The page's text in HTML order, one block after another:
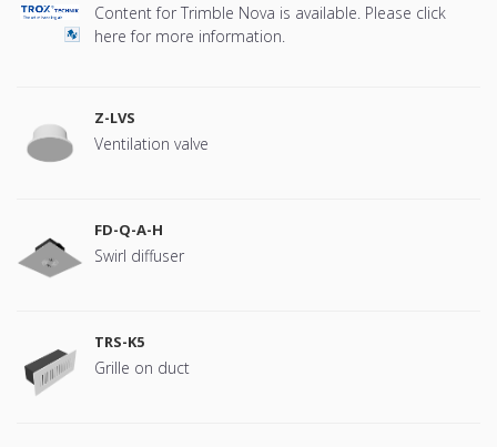
Content for Trimble Nova is available. Please click
here for more information.
Z-LVS
Ventilation valve
FD-Q-A-H
Swirl diffuser
TRS-K5
Grille on duct